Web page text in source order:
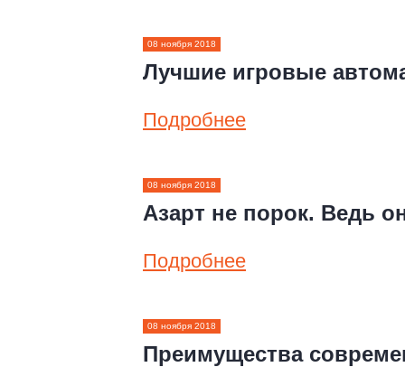
08 ноября 2018
Лучшие игровые
Подробнее
08 ноября 2018
Азарт не порок. Ведь
Подробнее
08 ноября 2018
Преимущества